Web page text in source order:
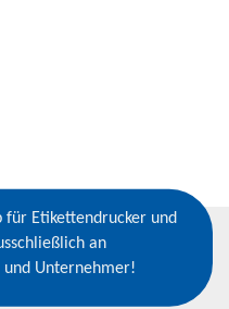
für Etikettendrucker und
an
Unternehmer!